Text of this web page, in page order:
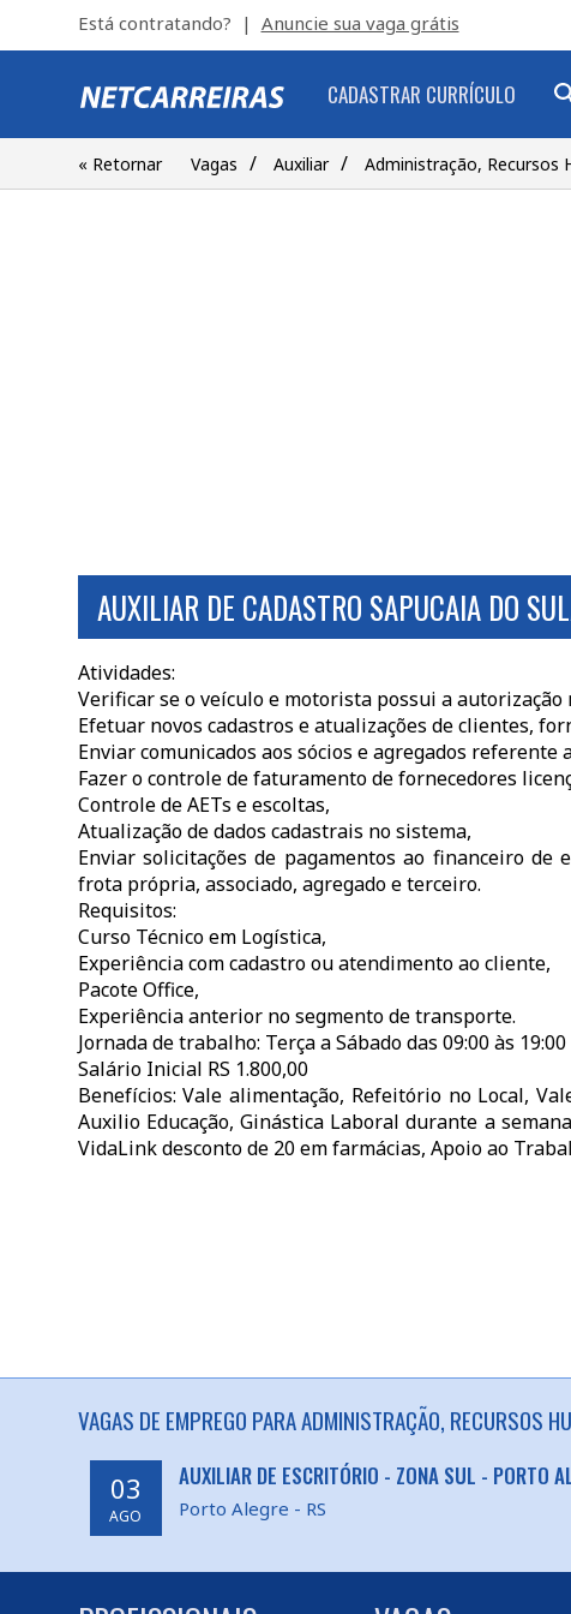
Está contratando? | Anuncie sua vaga grátis
CADASTRAR CURRÍCULO
« Retornar Vagas / Auxiliar / Administração, Recursos
AUXILIAR DE CADASTRO SAPUCAIA DO
Atividades:
Verificar se o veículo e motorista possui a
Efetuar novos cadastros e atualizações de clientes,
Enviar comunicados aos sócios e agregados referente
Fazer o controle de faturamento de fornecedores
Controle de AETs e escoltas,
Atualização de dados cadastrais no sistema,
Enviar solicitações de pagamentos ao financeiro de
frota própria, associado, agregado e terceiro.
Requisitos:
Curso Técnico em Logística,
Experiência com cadastro ou atendimento ao cliente,
Pacote Office,
Experiência anterior no segmento de transporte.
Jornada de trabalho: Terça a Sábado das 09:00 às 19:00
Salário Inicial RS 1.800,00
Benefícios: Vale alimentação, Refeitório no Local,
Auxilio Educação, Ginástica Laboral durante a
VidaLink desconto de 20 em farmácias, Apoio ao
VAGAS DE EMPREGO PARA ADMINISTRAÇÃO, RECURSOS
03
AGO
AUXILIAR DE ESCRITÓRIO - ZONA SUL - PORTO
Porto Alegre - RS